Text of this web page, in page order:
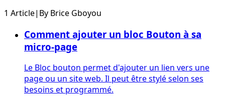
1 Article| By Brice Gboyou
Comment ajouter un bloc Bouton à sa
micro-page
Le Bloc bouton permet d'ajouter un lien vers une
page ou un site web. Il peut être stylé selon ses
besoins et programmé.